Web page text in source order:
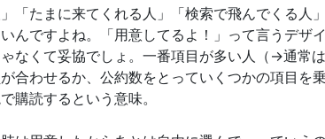
「たまに来てくれる人」「検索で飛んでくる人
んですよね。「用意してるよ！」って言うデザ
なくて妥協でしょ。一番項目が多い人（→通常
合わせるか、公約数をとっていくつかの項目を
購読するという意味。